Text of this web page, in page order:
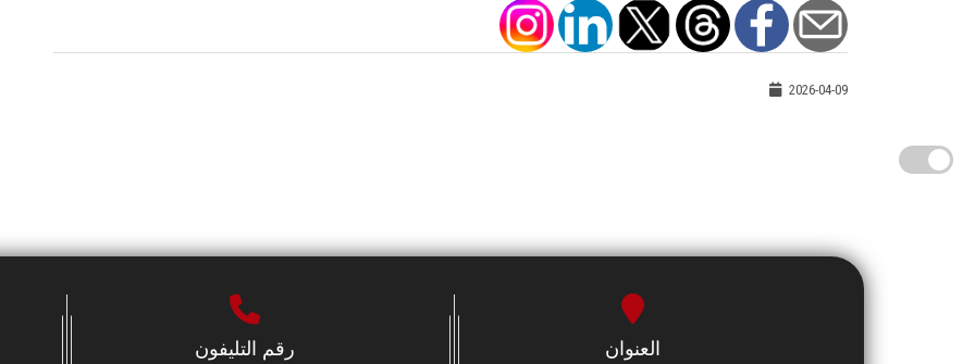
2026-04-09
العنوان رقم التليفون